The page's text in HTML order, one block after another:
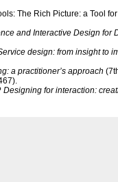
The Rich Picture: a Tool
and Interactive Design for
design: from insight to
a practitioner’s approach
Designing for interaction: